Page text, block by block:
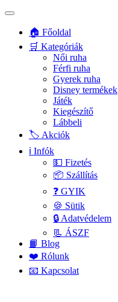
🏠 Főoldal
🛒 Kategóriák
Női ruha
Férfi ruha
Gyerek ruha
Disney termékek
Játék
Kiegészítő
Lábbeli
🏷️ Akciók
ℹ️ Infók
💵 Fizetés
📦 Szállítás
❓ GYIK
🍪 Sütik
🔒 Adatvédelem
📃 ÁSZF
📙 Blog
❤️ Rólunk
📧 Kapcsolat